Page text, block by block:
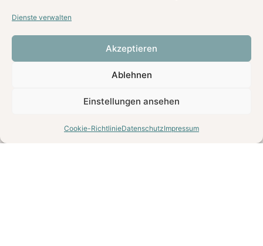
Dienste verwalten
Akzeptieren
Ablehnen
Einstellungen ansehen
Cookie-RichtlinieDatenschutzImpressum